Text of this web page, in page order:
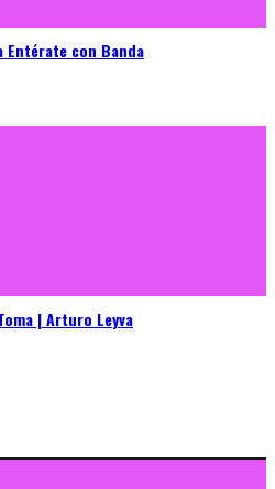
con Banda
| Arturo Leyva